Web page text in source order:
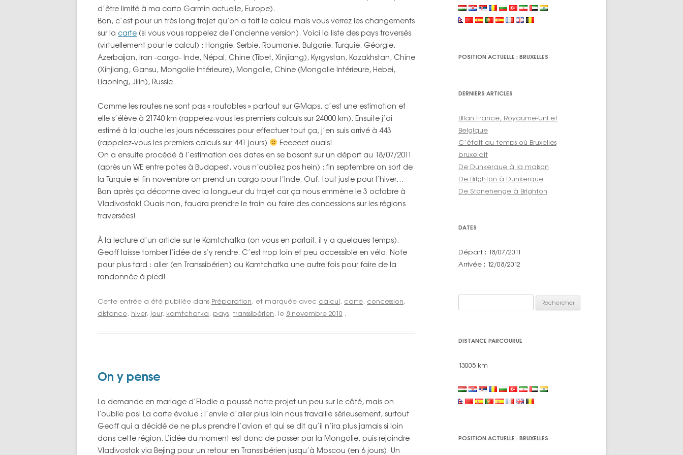
IRAN
ÉMIRATS ARABES UNIS
ROYAUME-UNI
BELGIQUE
IRAN
ÉMIRATS ARABES UNIS
INDE DU SUD
MAROC
ESPAGNE
FRANCE
ROYAUME UNI
CARTE INDE DU SUD
CARTE INDE DU NORD, NÉPAL
CARTE MAROC
CARTE FRANCE, ROYAUME-UNI,
BELGIQUE
d’être limité à ma carto Garmin actuelle, Europe).
Bon, c’est pour un très long trajet qu’on a fait le calcul mais vous verrez les changements
sur la carte (si vous vous rappelez de l’ancienne version). Voici la liste des pays traversés
(virtuellement pour le calcul) : Hongrie, Serbie, Roumanie, Bulgarie, Turquie, Géorgie,
Azerbaijan, Iran -cargo- Inde, Népal, Chine (Tibet, Xinjiang), Kyrgystan, Kazakhstan, Chine
(Xinjiang, Gansu, Mongolie Intérieure), Mongolie, Chine (Mongolie Intérieure, Hebei,
Liaoning, Jilin), Russie.
Comme les routes ne sont pas « routables » partout sur GMaps, c’est une estimation et
elle s’élève à 21740 km (rappelez-vous les premiers calculs sur 24000 km). Ensuite j’ai
estimé à la louche les jours nécessaires pour effectuer tout ça, j’en suis arrivé à 443
(rappelez-vous les premiers calculs sur 441 jours)
Eeeeeet ouais!
On a ensuite procédé à l’estimation des dates en se basant sur un départ au 18/07/2011
(après un WE entre potes à Budapest, vous n’oubliez pas hein) : fin septembre on sort de
la Turquie et fin novembre on prend un cargo pour l’Inde. Ouf, tout juste pour l’hiver…
Bon après ça déconne avec la longueur du trajet car ça nous emmène le 3 octobre à
Vladivostok! Ouais non, faudra prendre le train ou faire des concessions sur les régions
traversées!
À la lecture d’un article sur le Kamtchatka (on vous en parlait, il y a quelques temps),
Geoff laisse tomber l’idée de s’y rendre. C’est trop loin et peu accessible en vélo. Note
pour plus tard : aller (en Transsibérien) au Kamtchatka une autre fois pour faire de la
randonnée à pied!
Cette entrée a été publiée dans Préparation, et marquée avec calcul, carte, concession,
distance, hiver, jour, kamtchatka, pays, transsibérien, le 8 novembre 2010 .
On y pense
La demande en mariage d’Elodie a poussé notre projet un peu sur le côté, mais on
l’oublie pas! La carte évolue : l’envie d’aller plus loin nous travaille sérieusement, surtout
Geoff qui a décidé de ne plus prendre l’avion et qui se dit qu’il n’ira plus jamais si loin
dans cette région. L’idée du moment est donc de passer par la Mongolie, puis rejoindre
Vladivostok via Bejing pour un retour en Transsibérien jusqu’à Moscou (en 6 jours). Un
POSITION ACTUELLE : BRUXELLES
DERNIERS ARTICLES
Bilan France, Royaume-Uni et
Belgique
C’était au temps où Bruxelles
bruxelait
De Dunkerque à la maison
De Brighton à Dunkerque
De Stonehenge à Brighton
DATES
Départ : 18/07/2011
Arrivée : 12/08/2012
DISTANCE PARCOURUE
13005 km
POSITION ACTUELLE : BRUXELLES